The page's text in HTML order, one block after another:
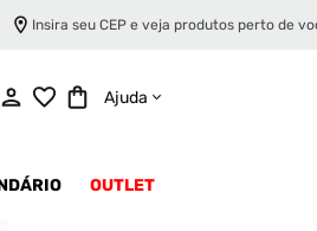
Insira seu CEP e veja produtos perto de
Ajuda
OUTLET